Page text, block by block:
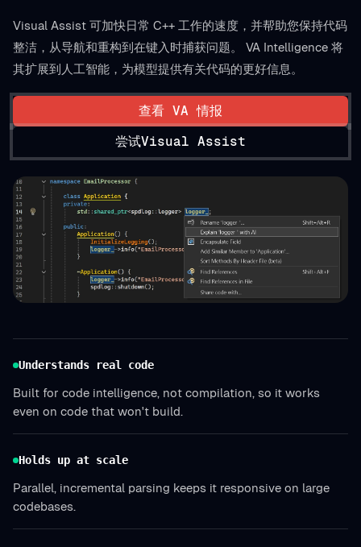
Visual Assist 可加快日常 C++ 工作的速度，并帮助您保持代码
整洁，从导航和重构到在键入时捕获问题。 VA Intelligence 将
其扩展到人工智能，为模型提供有关代码的更好信息。
查看 VA 情报
尝试Visual Assist
Understands real code
Built for code intelligence, not compilation, so it works
even on code that won't build.
Holds up at scale
Parallel, incremental parsing keeps it responsive on large
codebases.